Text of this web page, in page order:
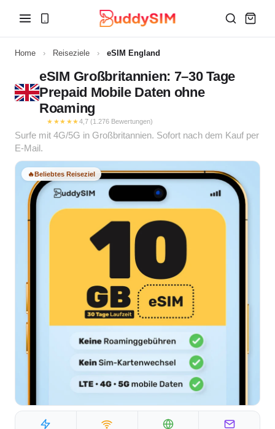
Home › Reiseziele › eSIM England
eSIM Großbritannien: 7–30 Tage
Prepaid Mobile Daten ohne
Roaming
★★★★★4,7 (1.276 Bewertungen)
Surfe mit 4G/5G in Großbritannien. Sofort nach dem Kauf per
E-Mail.
🔥Beliebtes Reiseziel